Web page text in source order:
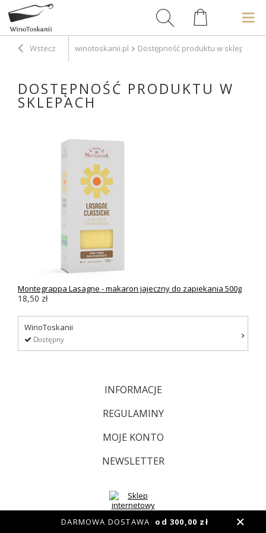
DARMOWA DOSTAWA od 300,00 zł
Wstecz winotoskanii.pl Dostępność produktu w sklepach
DOSTĘPNOŚĆ PRODUKTU W
SKLEPACH
Montegrappa Lasagne - makaron jajeczny do zapiekania 500g
18,50 zł
WinoToskanii
Dostępny
INFORMACJE
REGULAMINY
MOJE KONTO
NEWSLETTER